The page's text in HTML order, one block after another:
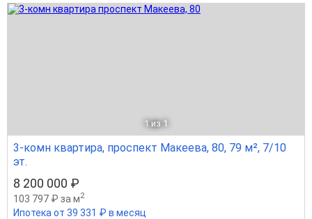
1 из 1
3-комн квартира, проспект Макеева, 80, 79 м², 7/10
эт.
8 200 000 ₽
103 797 ₽ за м2
Ипотека от 39 331 ₽ в месяц